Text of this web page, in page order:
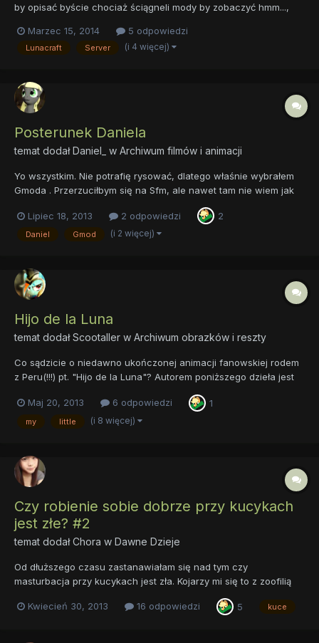
by opisać byście chociaż ściągneli mody by zobaczyć hmm...,
kucykowe (wraz z ich nazwami), achievementy też przerobione,
BiomesO'Plenty, MoCreatures, TwilightForest, RailC...
Marzec 15, 2014 5 odpowiedzi
Lunacraft Server (i 4 więcej)
Posterunek Daniela
temat dodałDaniel_ w Archiwum filmów i animacji
Yo wszystkim. Nie potrafię rysować, dlatego właśnie wybrałem
Gmoda . Przerzuciłbym się na Sfm, ale nawet tam nie wiem jak
dlatego wykonanie prac może różnić się od siebie, ale myślę że
nie są takie złe. Tak więc miłego oglądania. ( Ten Żołnier...
Lipiec 18, 2013 2 odpowiedzi 2
Daniel Gmod (i 2 więcej)
Hijo de la Luna
temat dodałScootaller w Archiwum obrazków i reszty
Co sądzicie o niedawno ukończonej animacji fanowskiej rodem
z Peru(!!!) pt. "Hijo de la Luna"? Autorem poniższego dzieła jest
się do lokalnych legend i cygańskiego folkloru. Wydawało by
się, że te elementy są jakby odległe od świ...
Maj 20, 2013 6 odpowiedzi 1
my little (i 8 więcej)
Czy robienie sobie dobrze przy kucykach
jest złe? #2
temat dodałChora w Dawne Dzieje
Od dłuższego czasu zastanawiałam się nad tym czy
masturbacja przy kucykach jest zła. Kojarzy mi się to z zoofilią
się zemnie naśmiewają że jestem pegasis. Mówią też dla żartów
Kwiecień 30, 2013 16 odpowiedzi 5 kuce